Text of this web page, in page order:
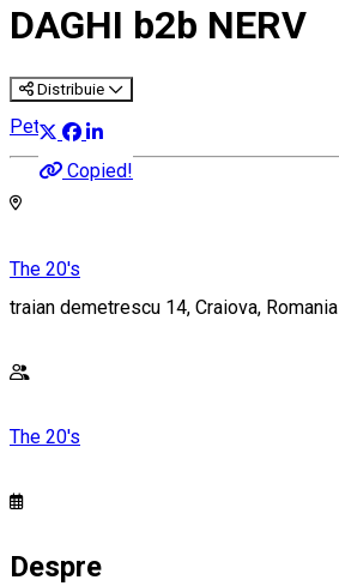
DAGHI b2b NERV
Distribuie
Copied!
Petrecere
The 20's
traian demetrescu 14, Craiova, Romania
The 20's
Despre